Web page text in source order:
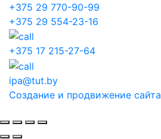
+375 29 770-90-99
+375 29 554-23-16
+375 17 215-27-64
ipa@tut.by
Создание и продвижение сайта